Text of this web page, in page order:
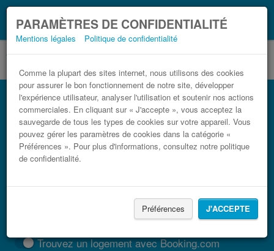
PARAMÈTRES DE CONFIDENTIALITÉ
Mentions légales Politique de confidentialité
Comme la plupart des sites internet, nous utilisons des cookies
pour assurer le bon fonctionnement de notre site, développer
l'expérience utilisateur, analyser l'utilisation et soutenir nos actions
commerciales. En cliquant sur « J'accepte », vous acceptez la
sauvegarde de tous les types de cookies sur votre appareil. Vous
pouvez gérer les paramètres de cookies dans la catégorie «
Préférences ». Pour plus d'informations, consultez notre politique
de confidentialité.
Préférences J'ACCEPTE
Coronavirus (COVID-19):Ce que vous devez
savoir, lorsque vous voyagez
TROUVER UN TRAJET
Trouvez un logement avec Booking.com